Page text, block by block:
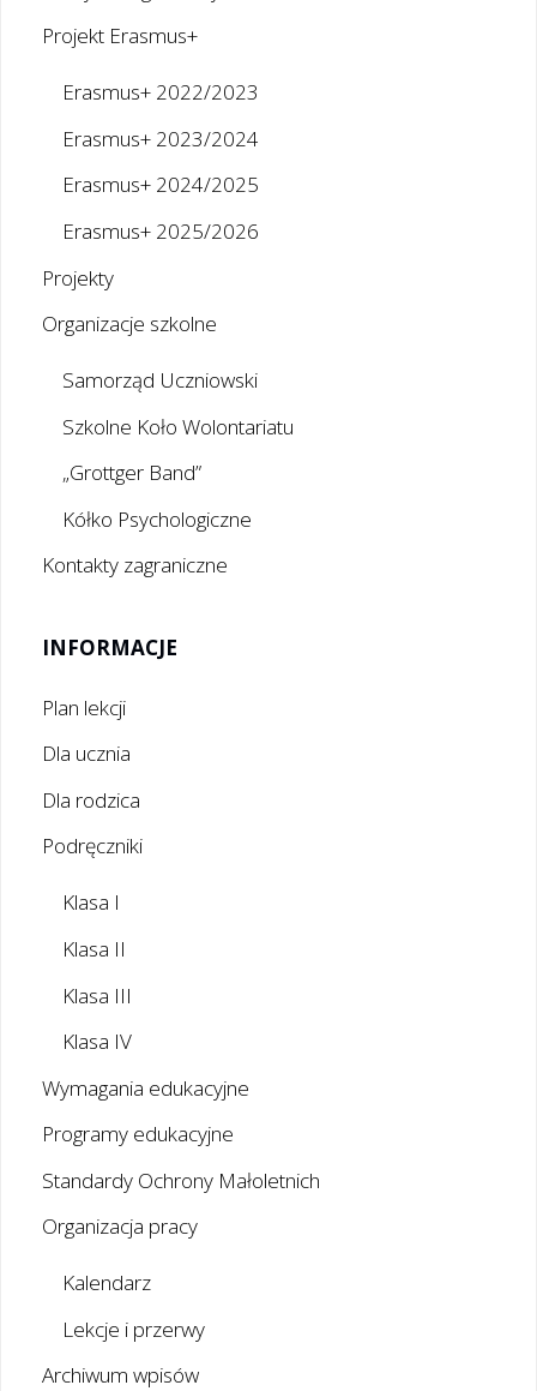
Projekt Erasmus+
Erasmus+ 2022/2023
Erasmus+ 2023/2024
Erasmus+ 2024/2025
Erasmus+ 2025/2026
Projekty
Organizacje szkolne
Samorząd Uczniowski
Szkolne Koło Wolontariatu
„Grottger Band”
Kółko Psychologiczne
Kontakty zagraniczne
INFORMACJE
Plan lekcji
Dla ucznia
Dla rodzica
Podręczniki
Klasa I
Klasa II
Klasa III
Klasa IV
Wymagania edukacyjne
Programy edukacyjne
Standardy Ochrony Małoletnich
Organizacja pracy
Kalendarz
Lekcje i przerwy
Archiwum wpisów